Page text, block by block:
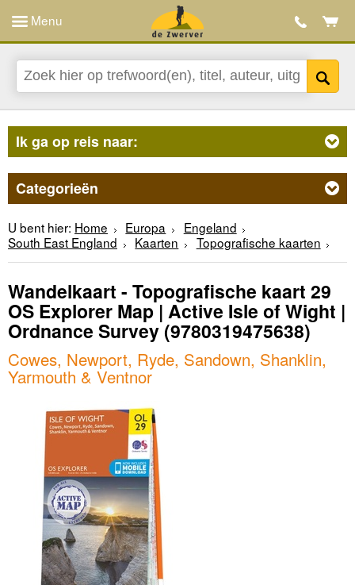
Menu
Ik ga op reis naar:
Categorieën
U bent hier: Home Europa
Engeland
South East England
Kaarten Topografische kaarten
Wandelkaart - Topografische kaart 29
OS Explorer Map | Active Isle of Wight |
Ordnance Survey(9780319475638)
Cowes, Newport, Ryde, Sandown, Shanklin,
Yarmouth & Ventnor